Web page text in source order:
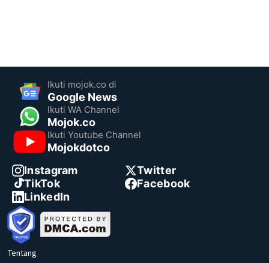
Ikuti mojok.co di
Google News
Ikuti WA Channel
Mojok.co
Ikuti Youtube Channel
Mojokdotco
Instagram
Twitter
TikTok
Facebook
LinkedIn
Tentang